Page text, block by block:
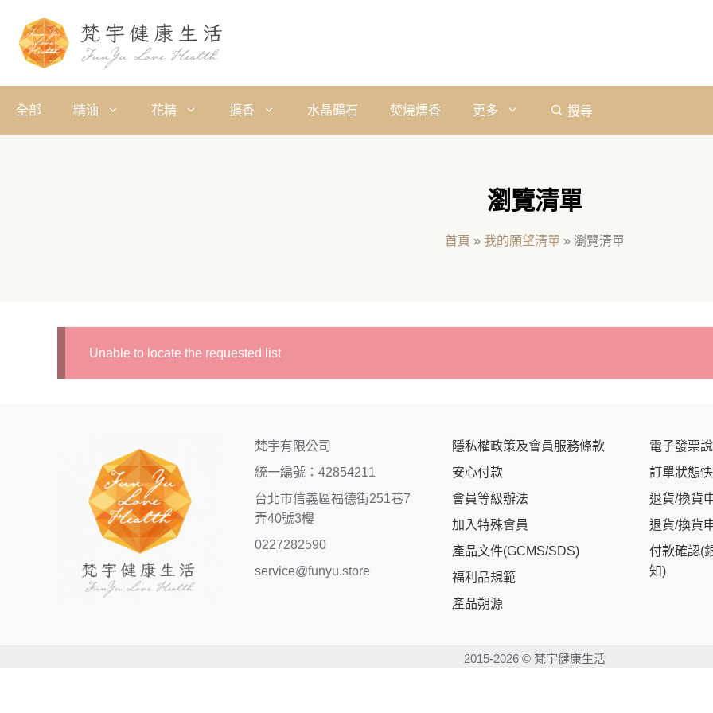
全部 精油 花精 擴香 水晶礦石 焚燒燻香 更多 搜尋
瀏覽清單
首頁 » 我的願望清單 » 瀏覽清單
Unable to locate the requested list
梵宇有限公司
統一編號：42854211
台北市信義區福德街251巷7
弄40號3樓
0227282590
service@funyu.store
隱私權政策及會員服務條款
安心付款
會員等級辦法
加入特殊會員
產品文件(GCMS/SDS)
福利品規範
產品朔源
電子發票
訂單狀態
退貨/換貨
退貨/換貨
付款確認(
知)
2015-2026 © 梵宇健康生活